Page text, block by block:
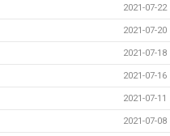
2021-07-22
2021-07-20
2021-07-18
2021-07-16
2021-07-11
2021-07-08